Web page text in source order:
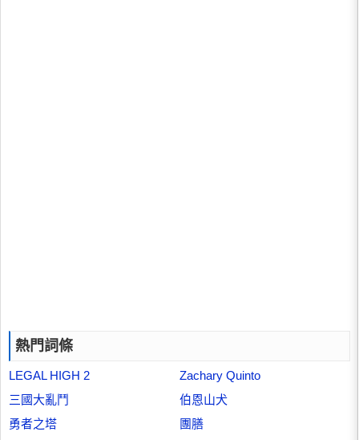
熱門詞條
LEGAL HIGH 2
Zachary Quinto
三國大亂鬥
伯恩山犬
勇者之塔
團膳